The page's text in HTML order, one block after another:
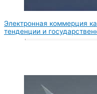
Электронная коммерция
тенденции и